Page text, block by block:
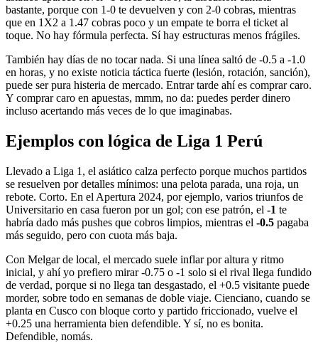
bastante, porque con 1-0 te devuelven y con 2-0 cobras, mientras
que en 1X2 a 1.47 cobras poco y un empate te borra el ticket al
toque. No hay fórmula perfecta. Sí hay estructuras menos frágiles.
También hay días de no tocar nada. Si una línea saltó de -0.5 a -1.0
en horas, y no existe noticia táctica fuerte (lesión, rotación, sanción),
puede ser pura histeria de mercado. Entrar tarde ahí es comprar caro.
Y comprar caro en apuestas, mmm, no da: puedes perder dinero
incluso acertando más veces de lo que imaginabas.
Ejemplos con lógica de Liga 1 Perú
Llevado a Liga 1, el asiático calza perfecto porque muchos partidos
se resuelven por detalles mínimos: una pelota parada, una roja, un
rebote. Corto. En el Apertura 2024, por ejemplo, varios triunfos de
Universitario en casa fueron por un gol; con ese patrón, el -1 te
habría dado más pushes que cobros limpios, mientras el -0.5 pagaba
más seguido, pero con cuota más baja.
Con Melgar de local, el mercado suele inflar por altura y ritmo
inicial, y ahí yo prefiero mirar -0.75 o -1 solo si el rival llega fundido
de verdad, porque si no llega tan desgastado, el +0.5 visitante puede
morder, sobre todo en semanas de doble viaje. Cienciano, cuando se
planta en Cusco con bloque corto y partido friccionado, vuelve el
+0.25 una herramienta bien defendible. Y sí, no es bonita.
Defendible, nomás.